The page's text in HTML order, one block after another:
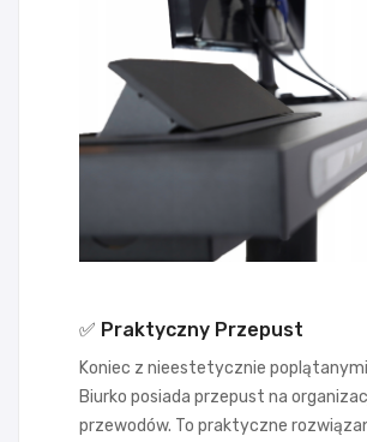
✅ Praktyczny Przepust
Koniec z nieestetycznie
Biurko posiada przepust na
przewodów. To praktyczne